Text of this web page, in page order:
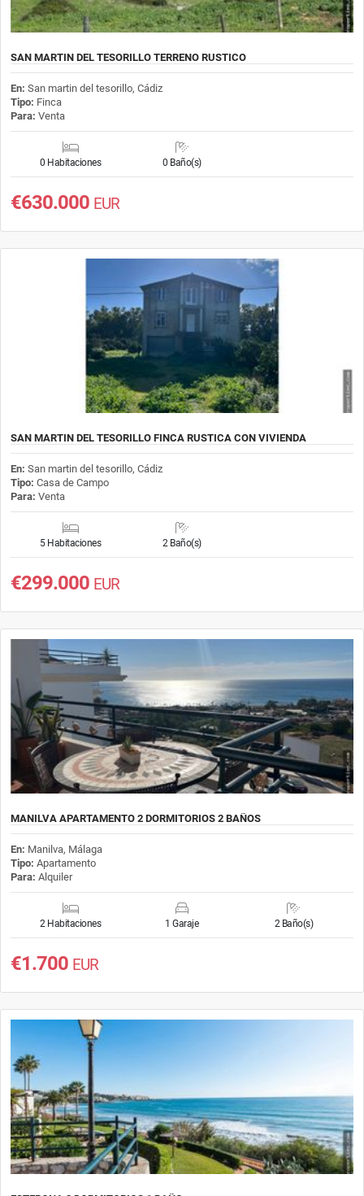
SAN MARTIN DEL TESORILLO TERRENO RUSTICO
En: San martin del tesorillo, Cádiz
Tipo: Finca
Para: Venta
0 Habitaciones 0 Baño(s)
€630.000 EUR
SAN MARTIN DEL TESORILLO FINCA RUSTICA CON VIVIENDA
En: San martin del tesorillo, Cádiz
Tipo: Casa de Campo
Para: Venta
5 Habitaciones 2 Baño(s)
€299.000 EUR
MANILVA APARTAMENTO 2 DORMITORIOS 2 BAÑOS
En: Manilva, Málaga
Tipo: Apartamento
Para: Alquiler
2 Habitaciones 1 Garaje 2 Baño(s)
€1.700 EUR